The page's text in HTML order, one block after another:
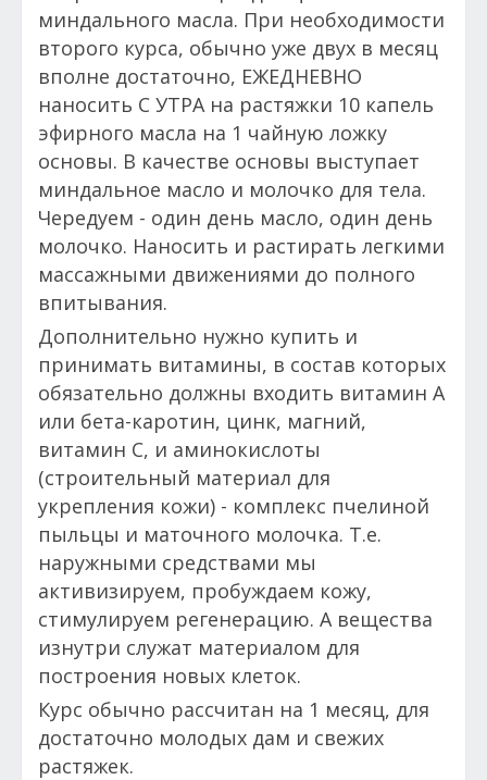
миндального масла. При необходимости
второго курса, обычно уже двух в месяц
вполне достаточно, ЕЖЕДНЕВНО
наносить С УТРА на растяжки 10 капель
эфирного масла на 1 чайную ложку
основы. В качестве основы выступает
миндальное масло и молочко для тела.
Чередуем - один день масло, один день
молочко. Наносить и растирать легкими
массажными движениями до полного
впитывания.
Дополнительно нужно купить и
принимать витамины, в состав которых
обязательно должны входить витамин А
или бета-каротин, цинк, магний,
витамин С, и аминокислоты
(строительный материал для
укрепления кожи) - комплекс пчелиной
пыльцы и маточного молочка. Т.е.
наружными средствами мы
активизируем, пробуждаем кожу,
стимулируем регенерацию. А вещества
изнутри служат материалом для
построения новых клеток.
Курс обычно рассчитан на 1 месяц, для
достаточно молодых дам и свежих
растяжек.